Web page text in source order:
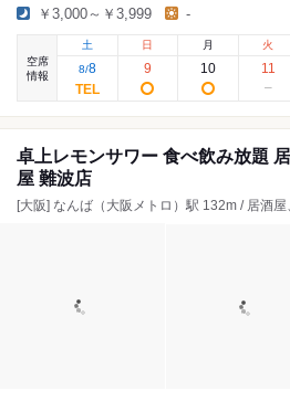
￥3,000～￥3,999 -
空席
情報
土
8/8
日
9
月
10
火
11
卓上レモンサワー 食べ飲み放題
屋 難波店
[大阪] なんば（大阪メトロ）駅 132m / 居酒